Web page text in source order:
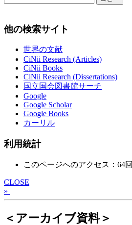
他の検索サイト
世界の文献
CiNii Research (Articles)
CiNii Books
CiNii Research (Dissertations)
国立国会図書館サーチ
Google
Google Scholar
Google Books
カーリル
利用統計
このページへのアクセス：64回
CLOSE
»
＜アーカイブ資料＞